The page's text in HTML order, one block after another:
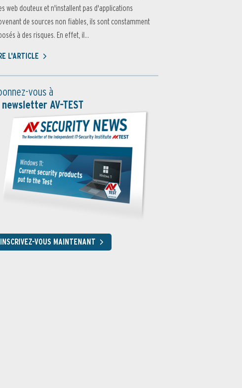
web douteux et n'installent pas d'applications
de sources non fiables, ils sont constamment
à des risques. En effet, il...
L'ARTICLE
vous à
AV-TEST
INSCRIVEZ-VOUS MAINTENANT